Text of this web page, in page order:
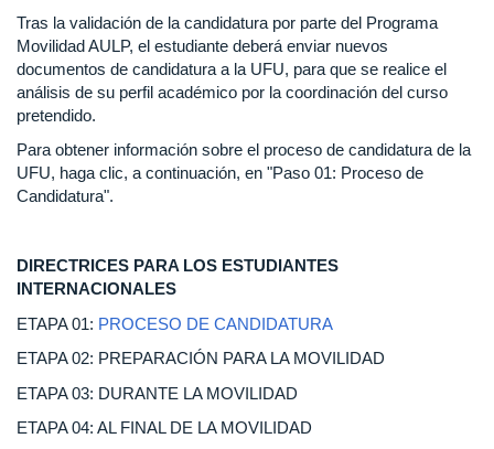
Tras la validación de la candidatura por parte del Programa
Movilidad AULP, el estudiante deberá enviar nuevos
documentos de candidatura a la UFU, para que se realice el
análisis de su perfil académico por la coordinación del curso
pretendido.
Para obtener información sobre el proceso de candidatura de la
UFU, haga clic, a continuación, en "Paso 01: Proceso de
Candidatura".
DIRECTRICES PARA LOS ESTUDIANTES
INTERNACIONALES
ETAPA 01: PROCESO DE CANDIDATURA
ETAPA 02: PREPARACIÓN PARA LA MOVILIDAD
ETAPA 03: DURANTE LA MOVILIDAD
ETAPA 04: AL FINAL DE LA MOVILIDAD